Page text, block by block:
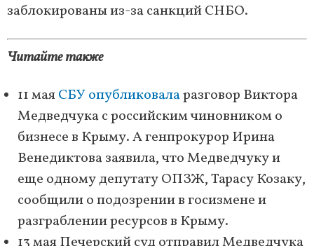
заблокированы из-за санкций СНБО.
Читайте также
11 маяСБУ опубликоваларазговор Виктора
Медведчука с российским чиновником о
бизнесе в Крыму. А генпрокурор Ирина
Венедиктова заявила, что Медведчуку и
еще одному депутату ОПЗЖ, Тарасу Козаку,
сообщили о подозрении в госизмене и
разграблении ресурсов в Крыму.